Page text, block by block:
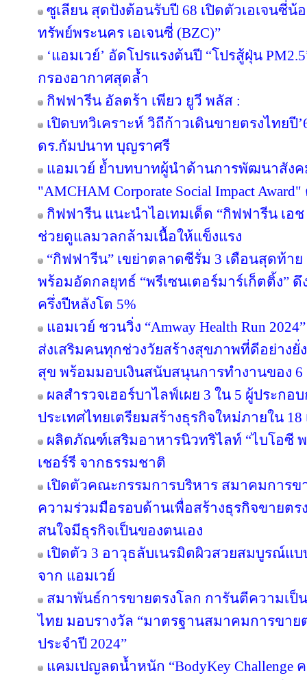
ซูเลียน สุดปังต้อนรับปี 68 เปิดตัวเอเจนซี่น้
ทรัพย์พระนคร เอเจนซี่ (BZC)”
‘แอมเวย์’ อัดโปรแรงต้นปี “โปรสู้ฝุ่น
กรองอากาศสุดล้ำ
กิฟฟารีน อัลตร้า เพียว ยูวี พลัส :
เปิดบทวิเคราะห์ วิถีก้าวเดินขายตรงไทยปี
ดร.กัมปนาท บุญราศรี
แอมเวย์ ย้ำบทบาทผู้นำด้านการพัฒนาสังค
"AMCHAM Corporate Social Impact
กิฟฟารีน แนะนำไอเทมเด็ด “กิฟฟารีน เอ
ช่วยดูแลมวลกล้ามเนื้อให้แข็งแรง
“กิฟฟารีน” เขย่าตลาดซีรั่ม 3 เดือนสุดท้า
พร้อมอัดกลยุทธ์ “พรีเซนเตอร์มาร์เก็ตติ้ง”
ครึ่งปีหลังโต 5%
แอมเวย์ ชวนวิ่ง “Amway Health Run
ส่งเสริมคนทุกช่วงวัยสร้างสุขภาพที่ดีอย่าง
สุข พร้อมมอบเงินสนับสนุนการทำงานของ
ผลสำรวจเฮอร์บาไลฟ์เผย 3 ใน 5 ผู้ประกอ
ประเทศไทยเตรียมสร้างธุรกิจใหม่ภายใน 18
ผลิตภัณฑ์เสริมอาหารนิวทริไลท์ “ไบโอซี
เชอร์รี จากธรรมชาติ
เปิดตัวคณะกรรมการบริหาร สมาคมการ
ความร่วมมือรอบด้านเพื่อสร้างธุรกิจขายตร
สนใจมีธุรกิจเป็นของตนเอง
เปิดตัว 3 อาวุธลับเนรมิตผิวสวยสมบูรณ์แบ
จาก แอมเวย์
สมาพันธ์การขายตรงโลก การันตีความเป็
ไทย มอบรางวัล “มาตรฐานสมาคมการขา
ประจำปี 2024”
แคมเปญลดน้ำหนัก “BodyKey Challenge